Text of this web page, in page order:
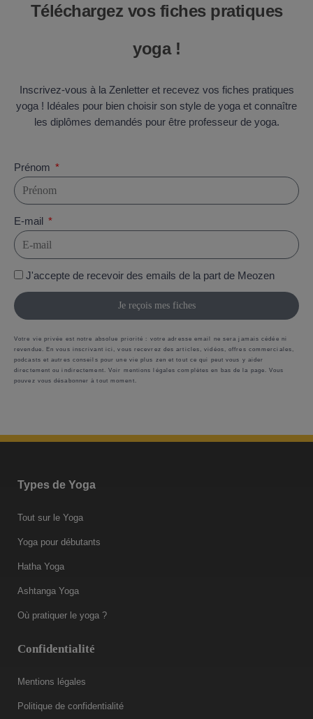
Téléchargez vos fiches pratiques
yoga !
Inscrivez-vous à la Zenletter et recevez vos fiches pratiques
yoga ! Idéales pour bien choisir son style de yoga et connaître
les diplômes demandés pour être professeur de yoga.
Prénom
E-mail
J'accepte de recevoir des emails de la part de Meozen
Je reçois mes fiches
Votre vie privée est notre absolue priorité : votre adresse email ne sera jamais cédée ni
revendue. En vous inscrivant ici, vous recevrez des articles, vidéos, offres commerciales,
podcasts et autres conseils pour une vie plus zen et tout ce qui peut vous y aider
directement ou indirectement. Voir mentions légales complètes en bas de la page. Vous
pouvez vous désabonner à tout moment.
Types de Yoga
Tout sur le Yoga
Yoga pour débutants
Hatha Yoga
Ashtanga Yoga
Où pratiquer le yoga ?
Confidentialité
Mentions légales
Politique de confidentialité